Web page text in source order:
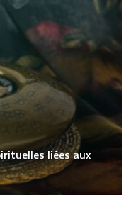
liées aux